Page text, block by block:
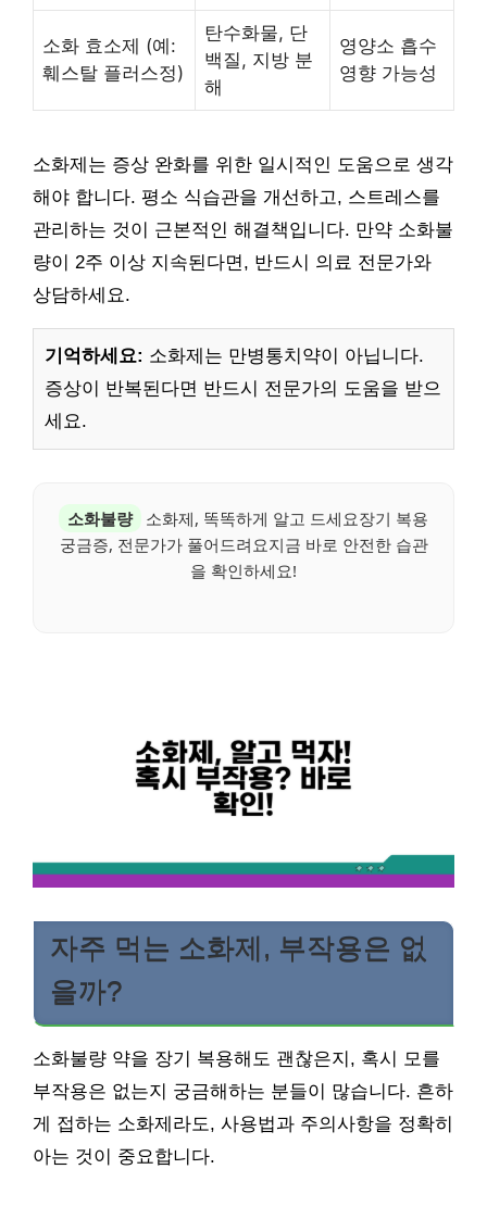
소화 효소제 (예:
훼스탈 플러스정)
탄수화물, 단
백질, 지방 분
해
영양소 흡수
영향 가능성
소화제는 증상 완화를 위한 일시적인 도움으로 생각
해야 합니다. 평소 식습관을 개선하고, 스트레스를
관리하는 것이 근본적인 해결책입니다. 만약 소화불
량이 2주 이상 지속된다면, 반드시 의료 전문가와
상담하세요.
기억하세요: 소화제는 만병통치약이 아닙니다.
증상이 반복된다면 반드시 전문가의 도움을 받으
세요.
소화불량
소화제, 똑똑하게 알고 드세요장기 복용
궁금증, 전문가가 풀어드려요지금 바로 안전한 습관
을 확인하세요!
자주 먹는 소화제, 부작용은 없
을까?
소화불량 약을 장기 복용해도 괜찮은지, 혹시 모를
부작용은 없는지 궁금해하는 분들이 많습니다. 흔하
게 접하는 소화제라도, 사용법과 주의사항을 정확히
아는 것이 중요합니다.